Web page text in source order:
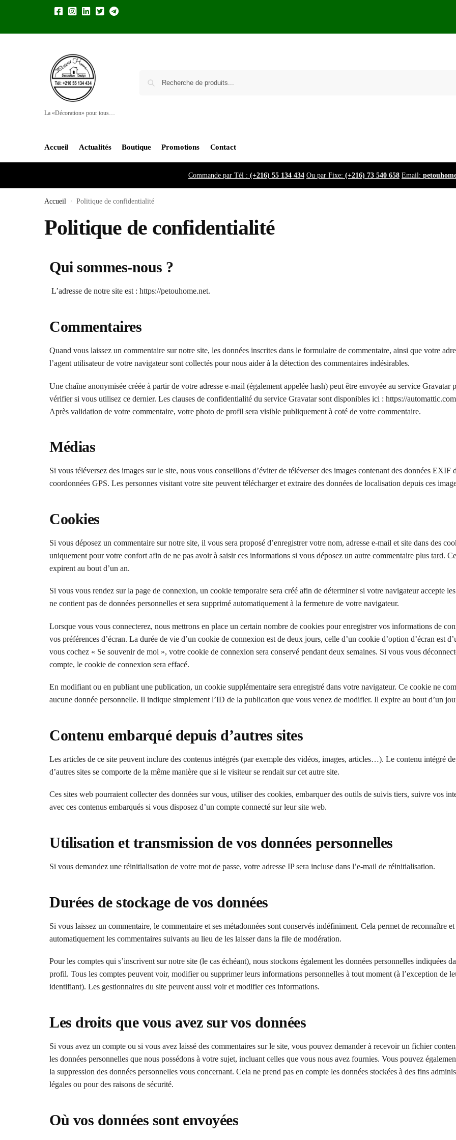
La «Décoration» pour tous…
Accueil Actualités Boutique Promotions Contact
Commande par Tél : (+216) 55 134 434 Ou par Fixe: (+216) 73 540 658 Email:
Accueil / Politique de confidentialité
Politique de confidentialité
Qui sommes-nous ?
L’adresse de notre site est : https://petouhome.net.
Commentaires
Quand vous laissez un commentaire sur notre site, les données inscrites dans le formulaire de commentaire, ainsi que votre
l’agent utilisateur de votre navigateur sont collectés pour nous aider à la détection des commentaires indésirables.
Une chaîne anonymisée créée à partir de votre adresse e-mail (également appelée hash) peut être envoyée au service Gravatar
vérifier si vous utilisez ce dernier. Les clauses de confidentialité du service Gravatar sont disponibles ici : https://
Après validation de votre commentaire, votre photo de profil sera visible publiquement à coté de votre commentaire.
Médias
Si vous téléversez des images sur le site, nous vous conseillons d’éviter de téléverser des images contenant des données EXIF
coordonnées GPS. Les personnes visitant votre site peuvent télécharger et extraire des données de localisation depuis ces
Cookies
Si vous déposez un commentaire sur notre site, il vous sera proposé d’enregistrer votre nom, adresse e-mail et site dans des
uniquement pour votre confort afin de ne pas avoir à saisir ces informations si vous déposez un autre commentaire plus tard.
expirent au bout d’un an.
Si vous vous rendez sur la page de connexion, un cookie temporaire sera créé afin de déterminer si votre navigateur accepte
ne contient pas de données personnelles et sera supprimé automatiquement à la fermeture de votre navigateur.
Lorsque vous vous connecterez, nous mettrons en place un certain nombre de cookies pour enregistrer vos informations de
vos préférences d’écran. La durée de vie d’un cookie de connexion est de deux jours, celle d’un cookie d’option d’écran est
vous cochez « Se souvenir de moi », votre cookie de connexion sera conservé pendant deux semaines. Si vous vous
compte, le cookie de connexion sera effacé.
En modifiant ou en publiant une publication, un cookie supplémentaire sera enregistré dans votre navigateur. Ce cookie ne
aucune donnée personnelle. Il indique simplement l’ID de la publication que vous venez de modifier. Il expire au bout d’un
Contenu embarqué depuis d’autres sites
Les articles de ce site peuvent inclure des contenus intégrés (par exemple des vidéos, images, articles…). Le contenu intégré
d’autres sites se comporte de la même manière que si le visiteur se rendait sur cet autre site.
Ces sites web pourraient collecter des données sur vous, utiliser des cookies, embarquer des outils de suivis tiers, suivre vos
avec ces contenus embarqués si vous disposez d’un compte connecté sur leur site web.
Utilisation et transmission de vos données personnelles
Si vous demandez une réinitialisation de votre mot de passe, votre adresse IP sera incluse dans l’e-mail de réinitialisation.
Durées de stockage de vos données
Si vous laissez un commentaire, le commentaire et ses métadonnées sont conservés indéfiniment. Cela permet de reconnaître
automatiquement les commentaires suivants au lieu de les laisser dans la file de modération.
Pour les comptes qui s’inscrivent sur notre site (le cas échéant), nous stockons également les données personnelles indiquées
profil. Tous les comptes peuvent voir, modifier ou supprimer leurs informations personnelles à tout moment (à l’exception de
identifiant). Les gestionnaires du site peuvent aussi voir et modifier ces informations.
Les droits que vous avez sur vos données
Si vous avez un compte ou si vous avez laissé des commentaires sur le site, vous pouvez demander à recevoir un fichier
les données personnelles que nous possédons à votre sujet, incluant celles que vous nous avez fournies. Vous pouvez
la suppression des données personnelles vous concernant. Cela ne prend pas en compte les données stockées à des fins
légales ou pour des raisons de sécurité.
Où vos données sont envoyées